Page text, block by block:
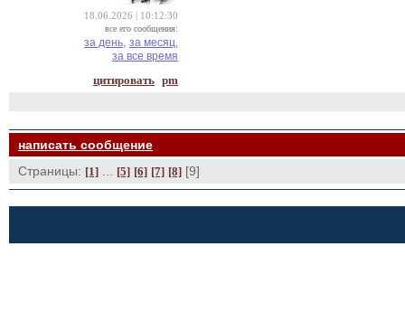
18.06.2026 | 10:12:30
все его сообщения:
за день, за месяц,
за все время
цитировать pm
написать сообщение
Страницы: [1] [5] [6] [7] [8] [9]